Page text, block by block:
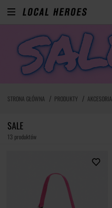
STRONA GŁÓWNA PRODUKTY AKCESORIA
SALE
13 produktów